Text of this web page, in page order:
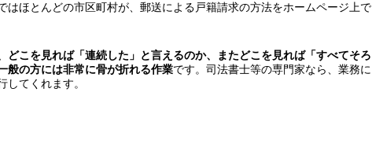
はほとんどの市区町村が、郵送による戸籍請求の方法をホームページ上で
どこを見れば「連続した」と言えるのか、またどこを見れば「すべてそろ
般の方には非常に骨が折れる作業です。司法書士等の専門家なら、業務に
してくれます。